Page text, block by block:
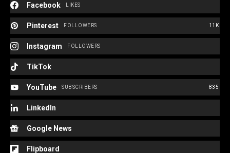
Facebook LIKES
Pinterest 11K
FOLLOWERS
Instagram FOLLOWERS
TikTok
YouTube 835
SUBSCRIBERS
LinkedIn
Google News
Flipboard